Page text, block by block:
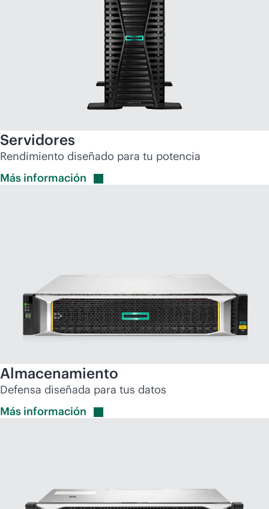
Servidores
Rendimiento diseñado para tu potencia
Más información
Almacenamiento
Defensa diseñada para tus datos
Más información